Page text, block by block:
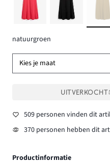
natuurgroen
Kies je maat
UITVERKOCHT
509 personen vinden dit
370 personen hebben dit
Productinformatie